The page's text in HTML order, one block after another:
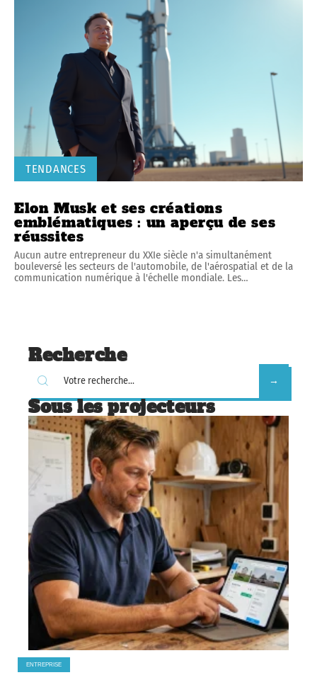
TENDANCES
Elon Musk et ses créations
emblématiques : un aperçu de ses
réussites
Aucun autre entrepreneur du XXIe siècle n'a simultanément
bouleversé les secteurs de l'automobile, de l'aérospatial et de la
communication numérique à l'échelle mondiale. Les…
Recherche
Sous les projecteurs
ENTREPRISE